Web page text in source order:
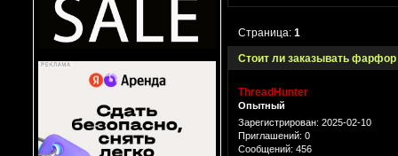
Стоит ли заказывать фарфор
Страница:1
ThreadHunter
Опытный
Зарегистрирован: 2025-02-10
Приглашений: 0
Сообщений: 456